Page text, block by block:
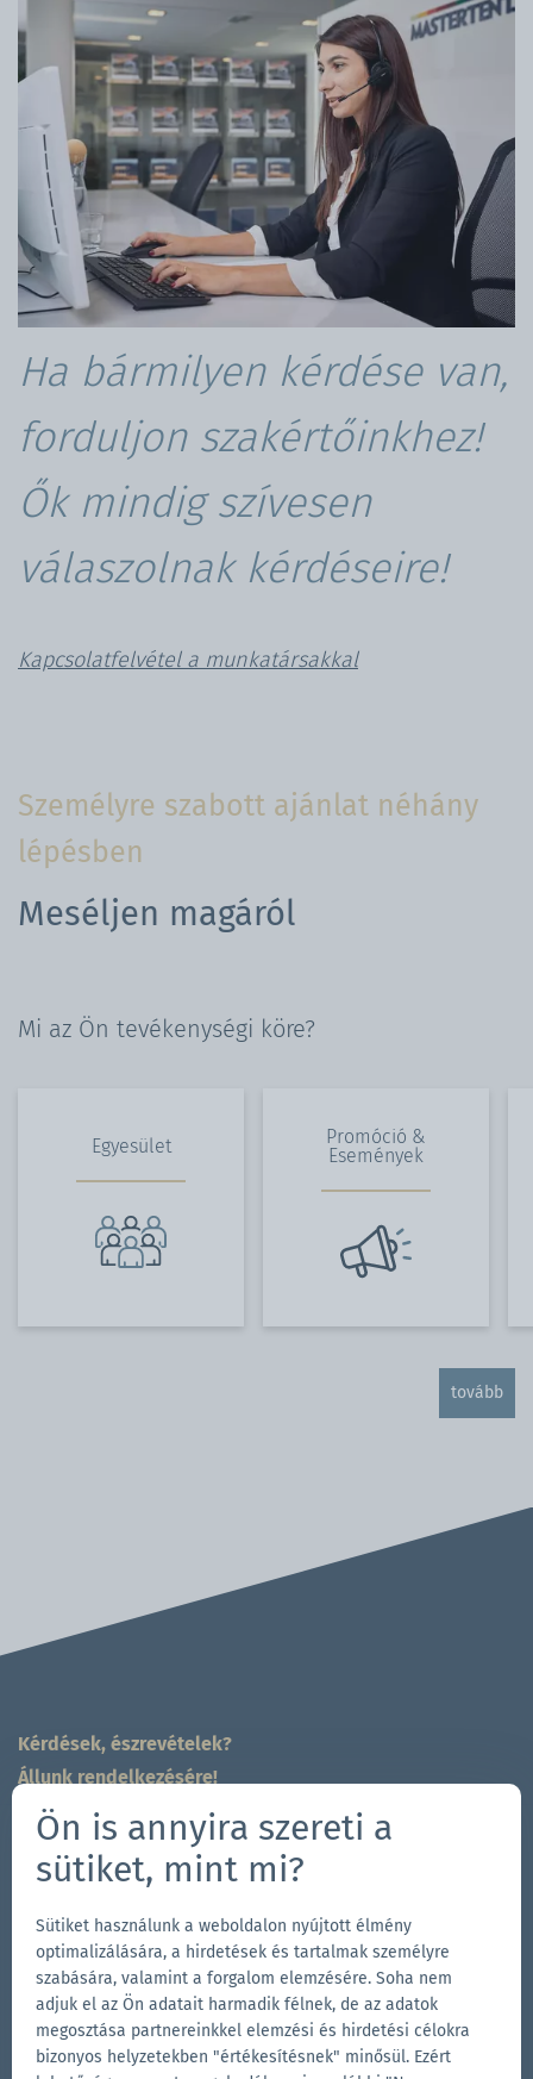
Ha bármilyen kérdése van,
forduljon szakértőinkhez!
Ők mindig szívesen
válaszolnak kérdéseire!
Kapcsolatfelvétel a munkatársakkal
Személyre szabott ajánlat néhány
lépésben
Meséljen magáról
Mi az Ön tevékenységi köre?
Egyesület
Promóció &
Események
tovább
Kérdések, észrevételek?
Állunk rendelkezésére!
704-312-1600
sales.east@zingerle.group
Follow us
Ugrás
Facebook-
oldalunkra
Ugrás
az
Instagram-
oldalunkra
Kövess
minket
YouTube-
Ugrás
a
LinkedIn-
oldalunkra
A Zingerle Group egyéb márkái
Ön is annyira szereti a
sütiket, mint mi?
Sütiket használunk a weboldalon nyújtott élmény
optimalizálására, a hirdetések és tartalmak személyre
szabására, valamint a forgalom elemzésére. Soha nem
adjuk el az Ön adatait harmadik félnek, de az adatok
megosztása partnereinkkel elemzési és hirdetési célokra
bizonyos helyzetekben "értékesítésnek" minősül. Ezért